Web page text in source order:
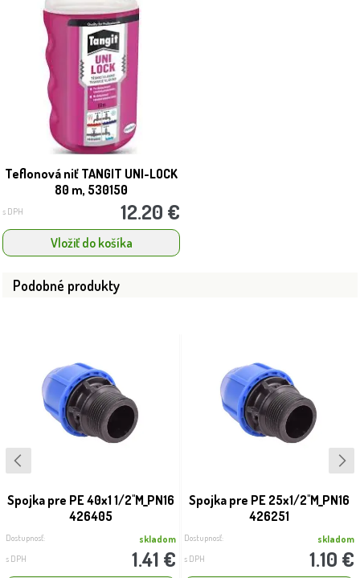
Teflonová niť TANGIT UNI-LOCK
80 m, 530150
s DPH 12.20 €
Vložiť do košíka
Podobné produkty
Spojka pre PE 40x1 1/2''M_PN16
426405
Dostupnosť: skladom
s DPH 1.41 €
Spojka pre PE 25x1/2''M_PN16
426251
Dostupnosť: skladom
s DPH 1.10 €